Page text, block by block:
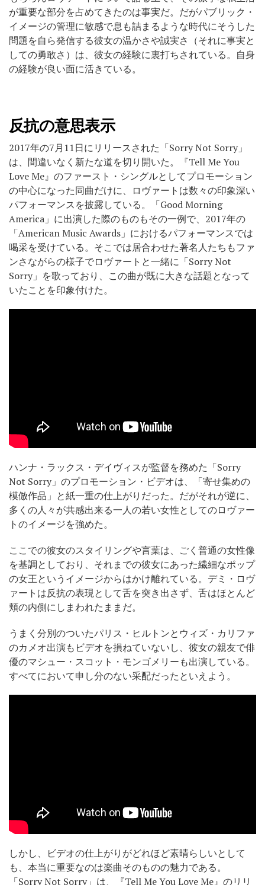
が重要な部分を占めてきたのは事実だ。だがパブリック・
イメージの管理に敏感で息も詰まるような時代にそうした
問題を自ら発信する彼女の温かさや誠実さ（それに事実と
しての勇敢さ）は、彼女の経験に裏打ちされている。自身
の経験が良い面に活きている。
反抗の意思表示
2017年の7月11日にリリースされた「Sorry Not Sorry」
は、間違いなく新たな道を切り開いた。『Tell Me You
Love Me』のファースト・シングルとしてプロモーション
の中心になった同曲だけに、ロヴァートは数々の印象深い
パフォーマンスを披露している。「Good Morning
America」に出演した際のものもその一例で、2017年の
「American Music Awards」におけるパフォーマンスでは
喝采を受けている。そこでは居合わせた著名人たちもファ
ンさながらの様子でロヴァートと一緒に「Sorry Not
Sorry」を歌っており、この曲が既に大きな話題となって
いたことを印象付けた。
ハンナ・ラックス・デイヴィスが監督を務めた「Sorry
Not Sorry」のプロモーション・ビデオは、「寄せ集めの
模倣作品」と紙一重の仕上がりだった。だがそれが逆に、
多くの人々が共感出来る一人の若い女性としてのロヴァー
トのイメージを強めた。
ここでの彼女のスタイリングや言葉は、ごく普通の女性像
を基調としており、それまでの彼女にあった繊細なポップ
の女王というイメージからはかけ離れている。デミ・ロヴ
ァートは反抗の表現として舌を突き出さず、舌はほとんど
頬の内側にしまわれたままだ。
うまく分別のついたパリス・ヒルトンとウィズ・カリファ
のカメオ出演もビデオを損ねていないし、彼女の親友で俳
優のマシュー・スコット・モンゴメリーも出演している。
すべてにおいて申し分のない采配だったといえよう。
しかし、ビデオの仕上がりがどれほど素晴らしいとして
も、本当に重要なのは楽曲そのものの魅力である。
「Sorry Not Sorry」は、『Tell Me You Love Me』のリリ